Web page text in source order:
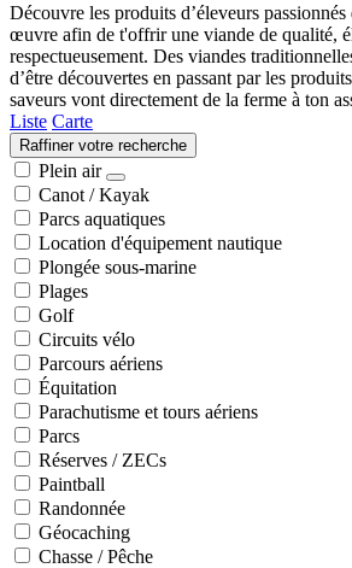
Découvre les produits d’éleveurs
œuvre afin de t'offrir une viande de qualité,
respectueusement. Des viandes
d’être découvertes en passant par les
saveurs vont directement de la ferme à ton
Liste Carte
Raffiner votre recherche
Plein air
Canot / Kayak
Parcs aquatiques
Location d'équipement nautique
Plongée sous-marine
Plages
Golf
Circuits vélo
Parcours aériens
Équitation
Parachutisme et tours aériens
Parcs
Réserves / ZECs
Paintball
Randonnée
Géocaching
Chasse / Pêche